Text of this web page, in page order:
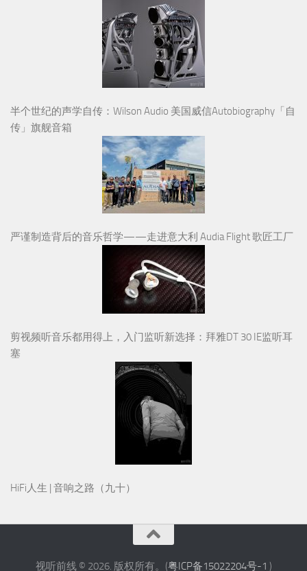
半个世纪的声学自传：Wilson Audio 美国威信Autobiography「自
传」旗舰音箱
严谨制造背后的音乐哲学——走进意大利 Audia Flight 歌匠工厂
剪视频听音乐都用得上，入门监听新选择：拜雅DT 30 IE监听耳
塞
HiFi人生 | 音响之路（九十）
视听前线 © 2026. 版权所有。(粤ICP备15022204号-1 )